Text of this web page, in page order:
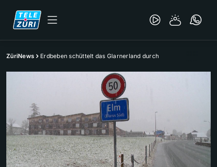
ZüriNews Erdbeben schüttelt das Glarnerland durch